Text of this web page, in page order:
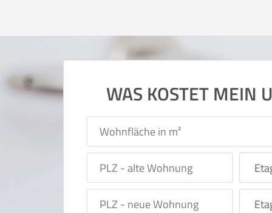
WAS KOSTET MEIN